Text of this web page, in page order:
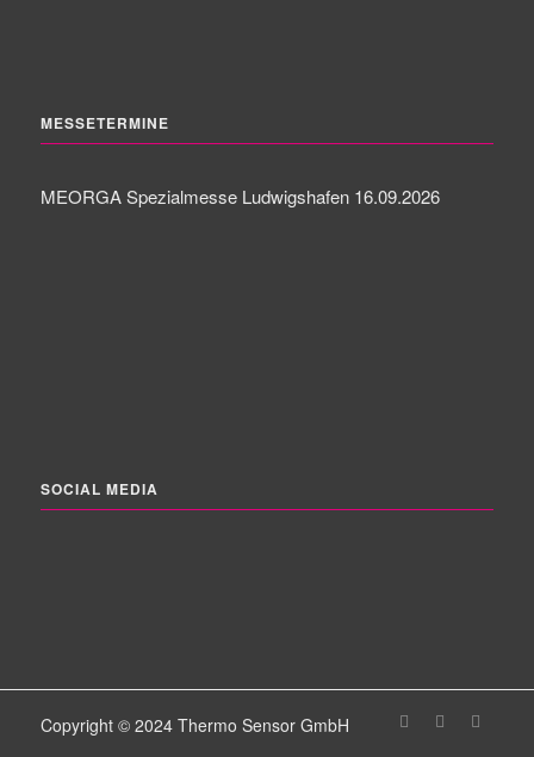
MESSETERMINE
MEORGA Spezialmesse Ludwigshafen 16.09.2026
SOCIAL MEDIA
Copyright © 2024 Thermo Sensor GmbH